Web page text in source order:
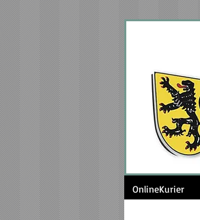
OnlineKurier